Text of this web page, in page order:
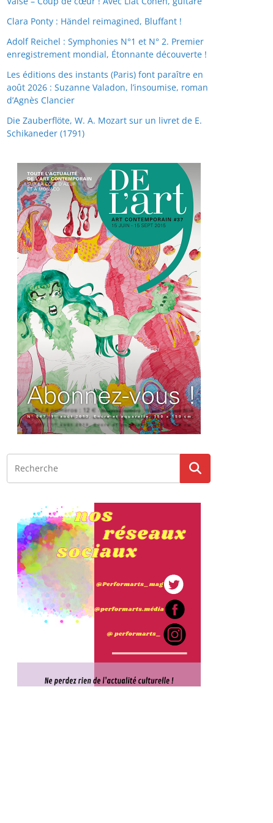
Clara Ponty : Händel reimagined, Bluffant !
Adolf Reichel : Symphonies N°1 et N° 2. Premier
enregistrement mondial, Étonnante découverte !
Les éditions des instants (Paris) font paraître en
août 2026 : Suzanne Valadon, l’insoumise, roman
d’Agnès Clancier
Die Zauberflöte, W. A. Mozart sur un livret de E.
Schikaneder (1791)